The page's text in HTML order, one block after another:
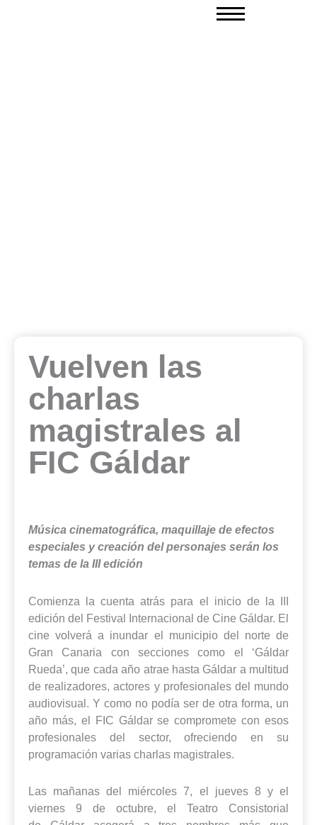
Vuelven las
charlas
magistrales al
FIC Gáldar
Música cinematográfica, maquillaje de efectos
especiales y creación del personajes serán los
temas de la III edición
Comienza la cuenta atrás para el inicio de la III
edición del Festival Internacional de Cine Gáldar. El
cine volverá a inundar el municipio del norte de
Gran Canaria con secciones como el ‘Gáldar
Rueda’, que cada año atrae hasta Gáldar a multitud
de realizadores, actores y profesionales del mundo
audiovisual. Y como no podía ser de otra forma, un
año más, el FIC Gáldar se compromete con esos
profesionales del sector, ofreciendo en su
programación varias charlas magistrales.
Las mañanas del miércoles 7, el jueves 8 y el
viernes 9 de octubre, el Teatro Consistorial